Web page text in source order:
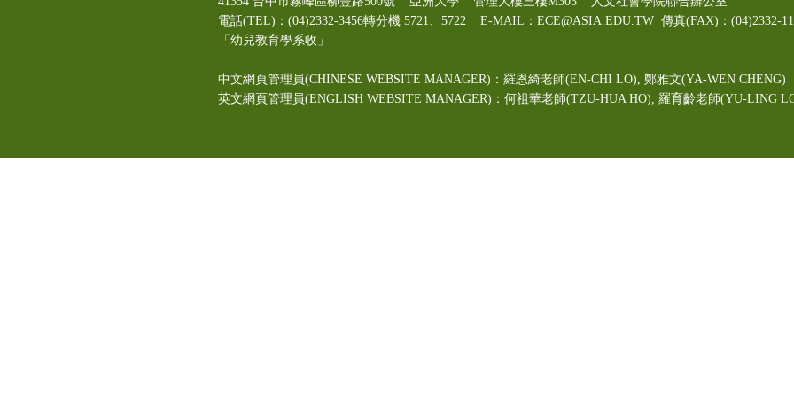
電話(TEL)：(04)2332-3456轉分機 5721、5722 E-MAIL：ECE@ASIA.EDU.TW 傳真(FAX)：(04)2332-
「幼兒教育學系收」
中文網頁管理員(CHINESE WEBSITE MANAGER)：羅恩綺老師(EN-CHI LO) , 鄭雅文(YA-WEN CHENG)
英文網頁管理員(ENGLISH WEBSITE MANAGER)：何祖華老師(TZU-HUA HO), 羅育齡老師(YU-LING